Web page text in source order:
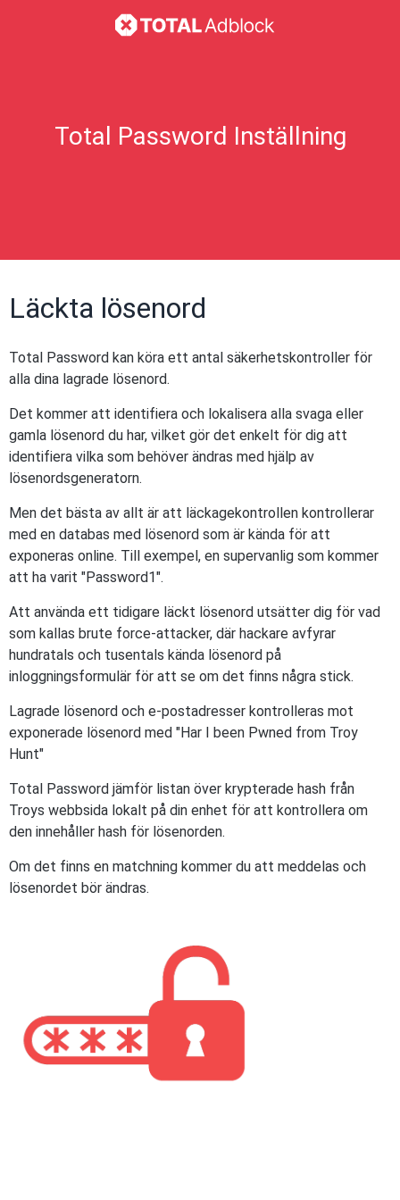
Total Password Inställning
Läckta lösenord
Total Password kan köra ett antal säkerhetskontroller för
alla dina lagrade lösenord.
Det kommer att identifiera och lokalisera alla svaga eller
gamla lösenord du har, vilket gör det enkelt för dig att
identifiera vilka som behöver ändras med hjälp av
lösenordsgeneratorn.
Men det bästa av allt är att läckagekontrollen kontrollerar
med en databas med lösenord som är kända för att
exponeras online. Till exempel, en supervanlig som kommer
att ha varit "Password1".
Att använda ett tidigare läckt lösenord utsätter dig för vad
som kallas brute force-attacker, där hackare avfyrar
hundratals och tusentals kända lösenord på
inloggningsformulär för att se om det finns några stick.
Lagrade lösenord och e-postadresser kontrolleras mot
exponerade lösenord med "Har I been Pwned from Troy
Hunt"
Total Password jämför listan över krypterade hash från
Troys webbsida lokalt på din enhet för att kontrollera om
den innehåller hash för lösenorden.
Om det finns en matchning kommer du att meddelas och
lösenordet bör ändras.